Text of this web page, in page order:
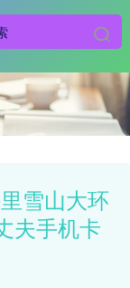
雪山大环
夫手机卡